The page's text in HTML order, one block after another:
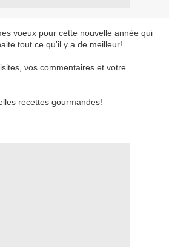
voeux pour cette nouvelle année qui
tout ce qu'il y a de meilleur!
vos commentaires et votre
recettes gourmandes!